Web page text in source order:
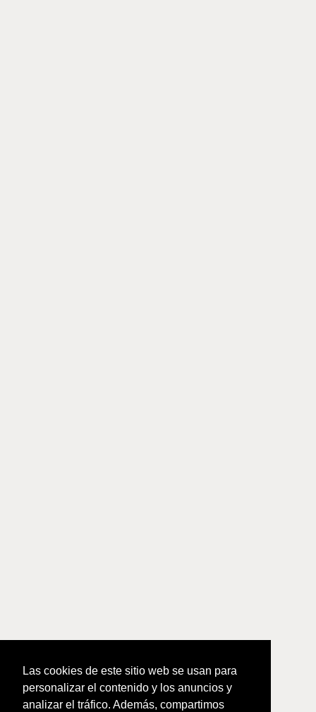
Las cookies de este sitio web se usan para
personalizar el contenido y los anuncios y
analizar el tráfico. Además, compartimos